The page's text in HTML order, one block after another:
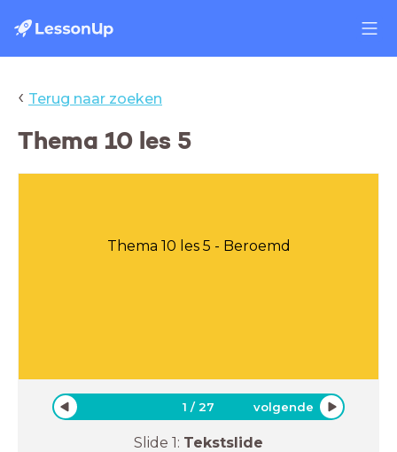
‹ Terug naar zoeken
Thema 10 les 5
Thema 10 les 5 - Beroemd
1 /27 volgende
Slide 1: Tekstslide